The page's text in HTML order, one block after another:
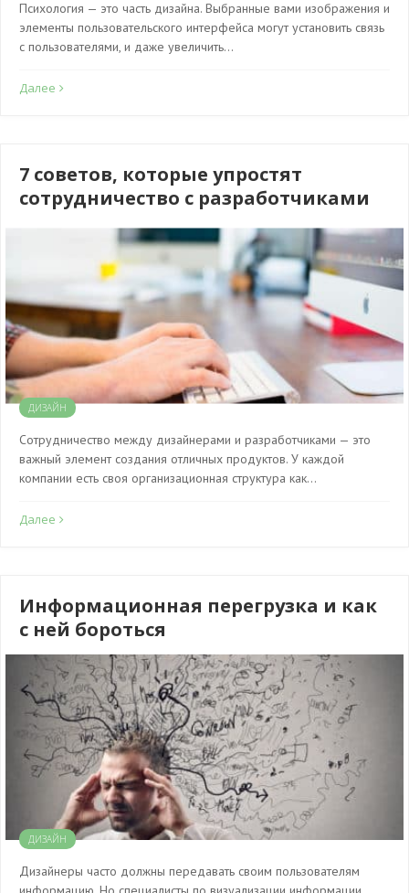
Психология — это часть дизайна. Выбранные вами изображения и
элементы пользовательского интерфейса могут установить связь
с пользователями, и даже увеличить…
Далее
7 советов, которые упростят
сотрудничество с разработчиками
ДИЗАЙН
Сотрудничество между дизайнерами и разработчиками — это
важный элемент создания отличных продуктов. У каждой
компании есть своя организационная структура как…
Далее
Информационная перегрузка и как
с ней бороться
ДИЗАЙН
Дизайнеры часто должны передавать своим пользователям